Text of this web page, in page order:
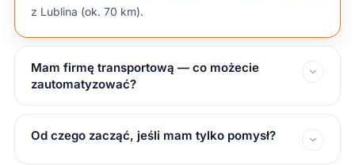
z Lublina (ok. 70 km).
Mam firmę transportową — co możecie
zautomatyzować?
Od czego zacząć, jeśli mam tylko pomysł?